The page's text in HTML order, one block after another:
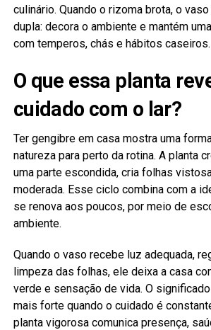
culinário. Quando o rizoma brota, o
dupla: decora o ambiente e mantém
com temperos, chás e hábitos caseiros.
O que essa planta
cuidado com o lar?
Ter gengibre em casa mostra uma
natureza para perto da rotina. A planta
uma parte escondida, cria folhas
moderada. Esse ciclo combina com a
se renova aos poucos, por meio de
ambiente.
Quando o vaso recebe luz adequada,
limpeza das folhas, ele deixa a casa
verde e sensação de vida. O
mais forte quando o cuidado é
planta vigorosa comunica presença,